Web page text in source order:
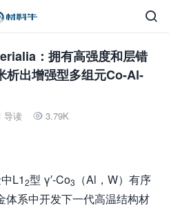

：拥有高强度和层错
析出增强型多组元Co-Al-
导读  3.79K
L12型 γ′-Co3
（Al，W）有序
体系中开发下一代高温结构材